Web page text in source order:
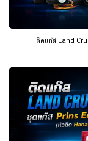
ติดแก๊ส Land